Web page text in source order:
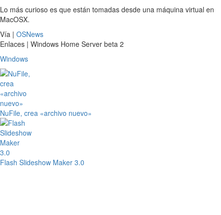
Lo más curioso es que están tomadas desde una máquina virtual en
MacOSX.
Vía | OSNews
Enlaces | Windows Home Server beta 2
Windows
NuFile, crea «archivo nuevo»
Flash Slideshow Maker 3.0